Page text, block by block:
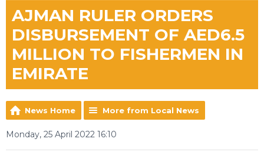
AJMAN RULER ORDERS
DISBURSEMENT OF AED6.5
MILLION TO FISHERMEN IN
EMIRATE
News Home More from Local News
Monday, 25 April 2022 16:10